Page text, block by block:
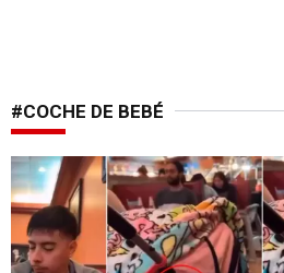
#COCHE DE BEBÉ
Tendencia en TikTok